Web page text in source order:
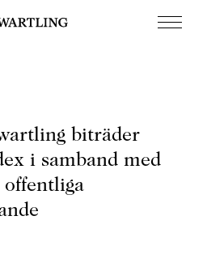
Meny
biträder
i samband med
offentliga